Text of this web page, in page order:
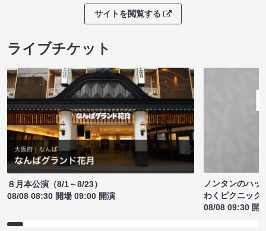
サイトを閲覧する
ライブチケット
８月本公演（8/1～8/23）
08/08 08:30 開場 09:00 開演
ノンタンのハッ
わくピクニック
08/08 09:30 開